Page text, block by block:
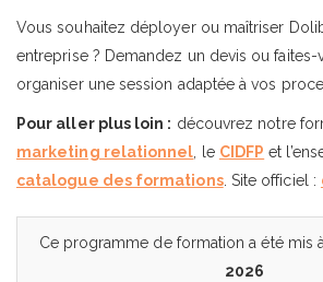
Vous souhaitez déployer ou maîtriser
entreprise ? Demandez un devis ou
organiser une session adaptée à vos
Pour aller plus loin : découvrez notre
marketing relationnel, le CIDFP et
catalogue des formations. Site officiel :
Ce programme de formation a été mis
2026